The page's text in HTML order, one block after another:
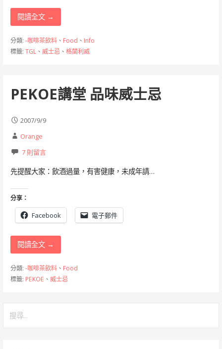
閱讀全文 →
分類: -咖啡茶飲料、 Food 、 Info
標籤: TGL、 威士忌、 格蘭利威
PEKOE講堂 品味威士忌
2007/9/9
Orange
7 則留言
先提醒大家：飲酒過量，有害健康，未成年請…
分享：
Facebook 電子郵件
閱讀全文 →
分類: -咖啡茶飲料、 Food
標籤: PEKOE 、 威士忌